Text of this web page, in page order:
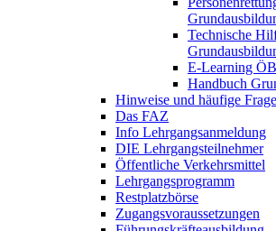
Technische
E-Learning
Handbuch
Hinweise und häufige
Das FAZ
Info Lehrgangsanmeldung
DIE Lehrgangsteilnehmer
Öffentliche Verkehrsmittel
Lehrgangsprogramm
Restplatzbörse
Zugangsvoraussetzungen